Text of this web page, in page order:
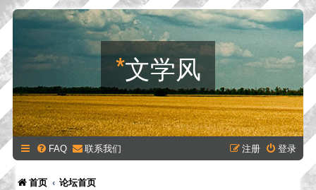
*文学风
FAQ 联系我们 登录
注册
首页 论坛首页